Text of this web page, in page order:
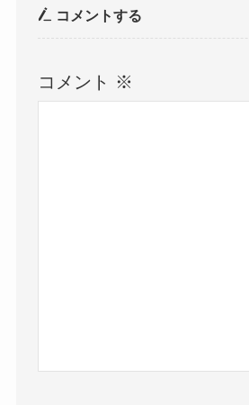
コメントする
コメント ※